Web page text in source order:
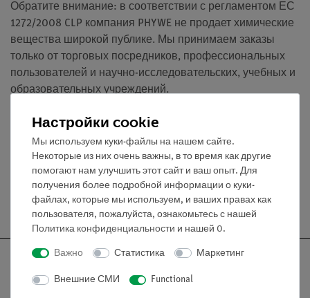
Обратите внимание: в соответствии с регламентом ЕС
1272/2008 CLP компания PHYWE не продает химические
вещества широкой публике. Мы принимаем заказы
только от торговых посредников, профессиональных
пользователей и научно-исследовательских, учебных и
образовательных учреждений.
Медиа / Загрузки
Бесплатная доставка от 300,- €
Настройки cookie
Мы используем куки-файлы на нашем сайте.
Некоторые из них очень важны, в то время как другие
помогают нам улучшить этот сайт и ваш опыт. Для
получения более подробной информации о куки-
файлах, которые мы используем, и ваших правах как
пользователя, пожалуйста, ознакомьтесь с нашей
Политика конфиденциальности и нашей 0.
Важно Статистика Маркетинг
Внешние СМИ Functional